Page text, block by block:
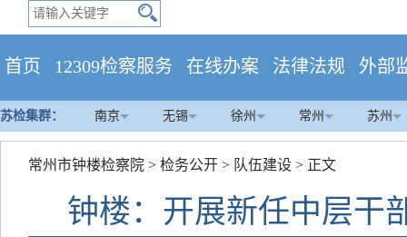
首页 12309检察服务 在线办案 法律法规 外部
苏检集群： 南京 无锡 徐州 常州 苏州
常州市钟楼检察院 > 检务公开 > 队伍建设 > 正文
钟楼：开展新任中层干